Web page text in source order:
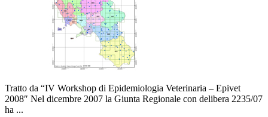
Tratto da “IV Workshop di Epidemiologia Veterinaria – Epivet
2008″ Nel dicembre 2007 la Giunta Regionale con delibera 2235/07
ha ...